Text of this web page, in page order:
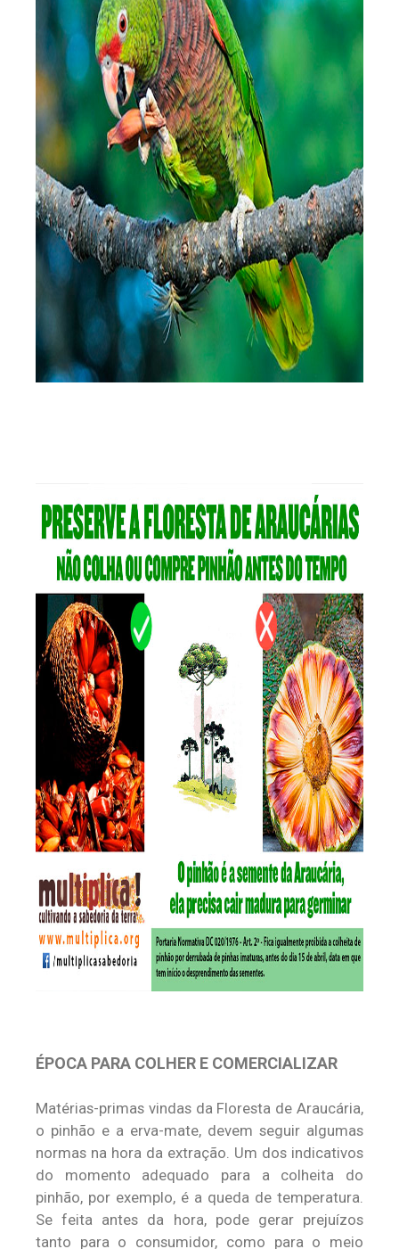
ÉPOCA PARA COLHER E COMERCIALIZAR
Matérias-primas vindas da Floresta de Araucária,
o pinhão e a erva-mate, devem seguir algumas
normas na hora da extração. Um dos indicativos
do momento adequado para a colheita do
pinhão, por exemplo, é a queda de temperatura.
Se feita antes da hora, pode gerar prejuízos
tanto para o consumidor, como para o meio